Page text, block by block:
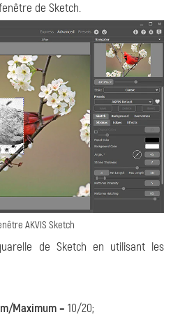
de Sketch.
AKVIS Sketch
de Sketch en utilisant les
Maximum= 10/20;